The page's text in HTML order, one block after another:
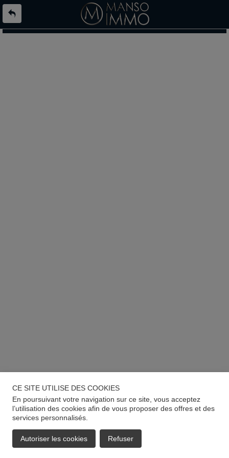
L'offre 9125712 n'existe pas ou n'est plus en ligne
CE SITE UTILISE DES COOKIES
En poursuivant votre navigation sur ce site, vous acceptez
l’utilisation des cookies afin de vous proposer des offres et des
services personnalisés.
Autoriser les cookies Refuser